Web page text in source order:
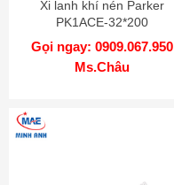
Xi lanh khí nén Parker
PK1ACE-32*200
Gọi ngay: 0909.067.950
Ms.Châu